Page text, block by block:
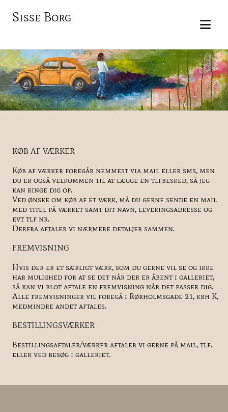
Sisse Borg
KØB AF VÆRKER
Køb af værker foregår nemmest via mail eller sms, men
du er også velkommen til at lægge en tlfbesked, så jeg
kan ringe dig op.
Ved ønske om køb af et værk, må du gerne sende en mail
med titel på værket samt dit navn, leveringsadresse og
evt tlf nr.
Derfra aftaler vi nærmere detaljer sammen.
FREMVISNING
Hvis der er et særligt værk, som du gerne vil se og ikke
har mulighed for at se det når der er åbent i galleriet,
så kan vi blot aftale en fremvisning når det passer dig.
Alle fremvisninger vil foregå i Rørholmsgade 21, kbh K,
medmindre andet aftales.
BESTILLINGSVÆRKER
Bestillingsaftaler/værker aftaler vi gerne på mail, tlf.
eller ved besøg i galleriet.